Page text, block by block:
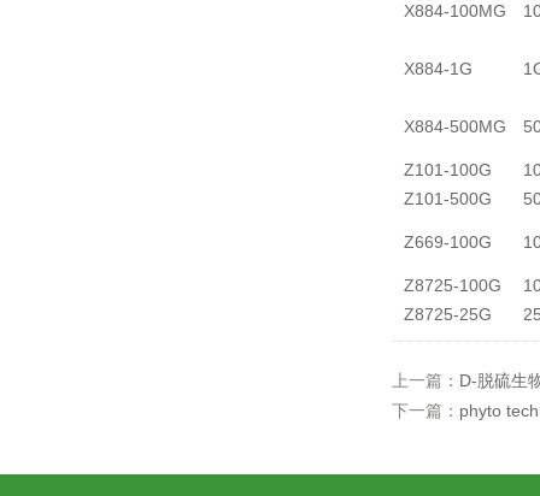
X884-100MG
X884-1G
X884-500MG
Z101-100G
Z101-500G
Z669-100G
Z8725-100G
Z8725-25G
上一篇： D-脱硫生
下一篇： phyto